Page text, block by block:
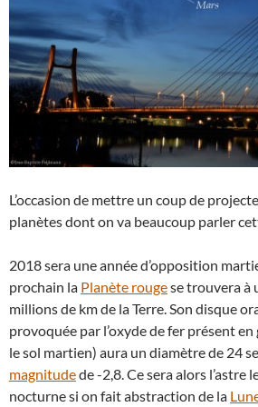
L’occasion de mettre un coup de
planètes dont on va beaucoup parler
2018 sera une année d’opposition
prochain la Planète rougese trouvera à
millions de km de la Terre. Son disque
provoquée par l’oxyde de fer présent
le sol martien) aura un diamètre de 24
magnitudede -2,8. Ce sera alors l’astre
nocturne si on fait abstraction de la